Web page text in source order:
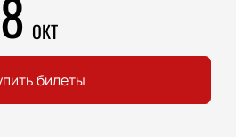
ОКТ
билеты